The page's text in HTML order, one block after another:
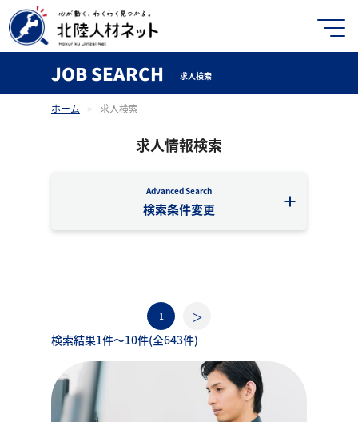
JOB SEARCH 求人検索
ホーム > 求人検索
求人情報検索
Advanced Search
検索条件変更
1
検索結果1件〜10件(全643件)